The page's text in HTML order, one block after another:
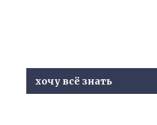
хочу всё знать